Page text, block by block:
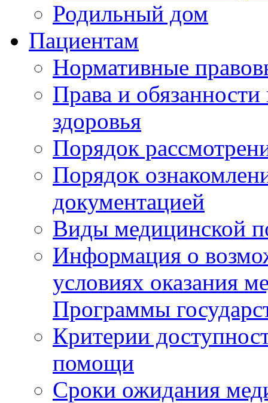
Родильный дом
Пациентам
Нормативные
Права и
здоровья
Порядок
Порядок
документацией
Виды медицинской
Информация о
условиях оказания
Программы
Критерии
помощи
Сроки ожидания